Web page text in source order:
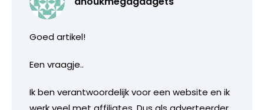
Goed artikel!
Een vraagje..
Ik ben verantwoordelijk voor een website en ik